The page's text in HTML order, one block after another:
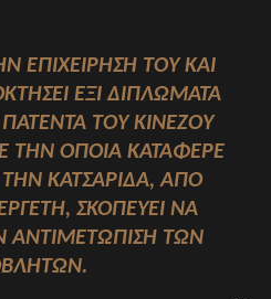
ΕΠΙΧΕΊΡΗΣΉ ΤΟΥ ΚΑΙ
ΈΞΙ ΔΙΠΛΏΜΑΤΑ
ΠΑΤΈΝΤΑ ΤΟΥ ΚΙΝΈΖΟΥ
ΤΗΝ ΟΠΟΊΑ ΚΑΤΆΦΕΡΕ
ΚΑΤΣΑΡΊΔΑ, ΑΠΌ
ΣΚΟΠΕΎΕΙ ΝΑ
ΑΝΤΙΜΕΤΏΠΙΣΗ ΤΩΝ